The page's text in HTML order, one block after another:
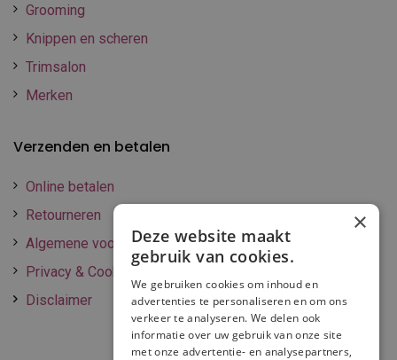
Grooming
Knippen en scheren
Trimsalon
Merken
Verzenden en betalen
Online betalen
Retourneren
Algemene voorwaarden
Privacy & Cookie policy
Disclaimer
×
Deze website maakt
gebruik van cookies.
We gebruiken cookies om inhoud en
advertenties te personaliseren en om ons
verkeer te analyseren. We delen ook
informatie over uw gebruik van onze site
met onze advertentie- en analysepartners,